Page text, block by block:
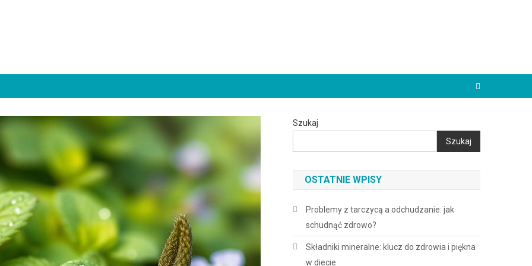
Szukaj
Szukaj
OSTATNIE WPISY
Problemy z tarczycą a odchudzanie: jak
schudnąć zdrowo?
Składniki mineralne: klucz do zdrowia i piękna
w diecie